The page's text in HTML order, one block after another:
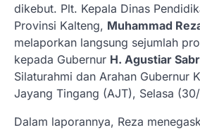
dikebut. Plt. Kepala Dinas
Provinsi Kalteng, Muhammad
melaporkan langsung sejumlah
kepada Gubernur H. Agustiar
Silaturahmi dan Arahan Gubernur
Jayang Tingang (AJT), Selasa
Dalam laporannya, Reza